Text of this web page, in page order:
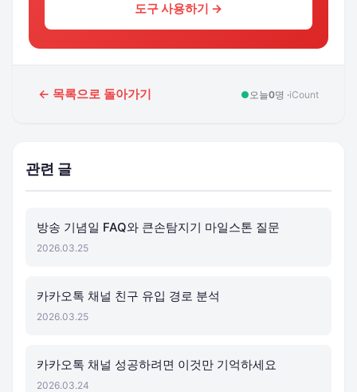
도구 사용하기 →
← 목록으로 돌아가기 ● 오늘0명 ·iCount
관련 글
방송 기념일 FAQ와 큰손탐지기 마일스톤 질문
2026.03.25
카카오톡 채널 친구 유입 경로 분석
2026.03.25
카카오톡 채널 성공하려면 이것만 기억하세요
2026.03.24